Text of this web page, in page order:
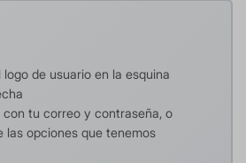
de usuario en la esquina
con tu correo y contraseña, o
las opciones que tenemos